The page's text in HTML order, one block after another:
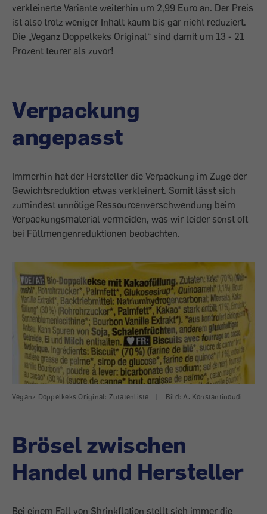
verkleinerte Variante weiterhin um 2,99 Euro an. Der Preis
ist also trotz weniger Inhalt kaum bis gar nicht reduziert.
Die „Veganz Doppelkeks Original“ sind damit um 13 - 21
Prozent teurer als zuvor!
Verpackung
angepasst
Veganz Doppelkeks Original: Zutatenliste | Bild: A. Konstantinoudi
Immerhin hat der Hersteller die Verpackung im Zuge der
Gewichtsreduktion etwas verkleinert. Somit lässt sich
zumindest unnötige Ressourcenverschwendung beim
Verpackungsmaterial vermeiden, was wir leider sonst oft
bei Füllmengenreduktionen beobachten.
Brösel zwischen
Handel und Hersteller
Bei einem Fall von Shrinkflation stellt sich immer die